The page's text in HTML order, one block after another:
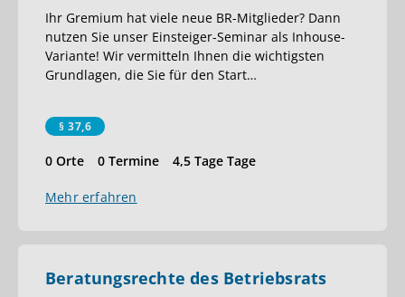
Ihr Gremium hat viele neue BR-Mitglieder? Dann
nutzen Sie unser Einsteiger-Seminar als Inhouse-
Variante! Wir vermitteln Ihnen die wichtigsten
Grundlagen, die Sie für den Start…
§ 37,6
0 Orte 0 Termine 4,5 Tage Tage
Mehr erfahren
Beratungsrechte des Betriebsrats